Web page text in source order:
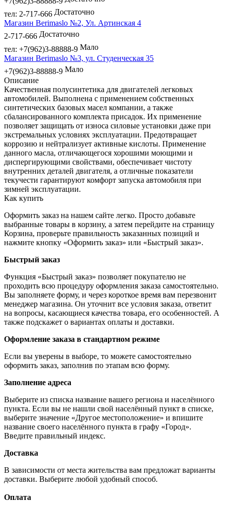
тел: 2-717-666 Достаточно
Магазин Berimaslo №2, Ул. Артинская 4
2-717-666 Достаточно
тел: +7(962)3-88888-9 Мало
Магазин Berimaslo №3, ул. Студенческая 35
+7(962)3-88888-9 Мало
Описание
Качественная полусинтетика для двигателей легковых
автомобилей. Выполнена с применением собственных
синтетических базовых масел компании, а также
сбалансированного комплекта присадок. Их применение
позволяет защищать от износа силовые установки даже при
экстремальных условиях эксплуатации. Предотвращает
коррозию и нейтрализует активные кислоты. Применение
данного масла, отличающегося хорошими моющими и
диспергирующими свойствами, обеспечивает чистоту
внутренних деталей двигателя, а отличные показатели
текучести гарантируют комфорт запуска автомобиля при
зимней эксплуатации.
Как купить
Оформить заказ на нашем сайте легко. Просто добавьте
выбранные товары в корзину, а затем перейдите на страницу
Корзина, проверьте правильность заказанных позиций и
нажмите кнопку «Оформить заказ» или «Быстрый заказ».
Быстрый заказ
Функция «Быстрый заказ» позволяет покупателю не
проходить всю процедуру оформления заказа самостоятельно.
Вы заполняете форму, и через короткое время вам перезвонит
менеджер магазина. Он уточнит все условия заказа, ответит
на вопросы, касающиеся качества товара, его особенностей. А
также подскажет о вариантах оплаты и доставки.
Оформление заказа в стандартном режиме
Если вы уверены в выборе, то можете самостоятельно
оформить заказ, заполнив по этапам всю форму.
Заполнение адреса
Выберите из списка название вашего региона и населённого
пункта. Если вы не нашли свой населённый пункт в списке,
выберите значение «Другое местоположение» и впишите
название своего населённого пункта в графу «Город».
Введите правильный индекс.
Доставка
В зависимости от места жительства вам предложат варианты
доставки. Выберите любой удобный способ.
Оплата